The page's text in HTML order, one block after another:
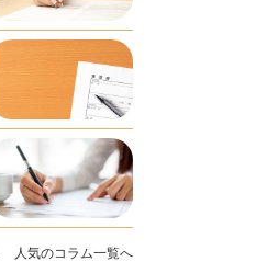
人気のコラム一覧へ